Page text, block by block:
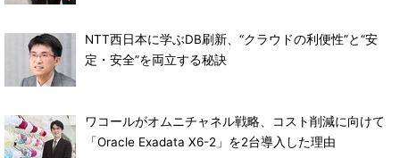
NTT西日本に学ぶDB刷新、“クラウドの利便性”と“安
定・安全”を両立する秘訣
ワコールがオムニチャネル戦略、コスト削減に向けて
「Oracle Exadata X6-2」を2台導入した理由